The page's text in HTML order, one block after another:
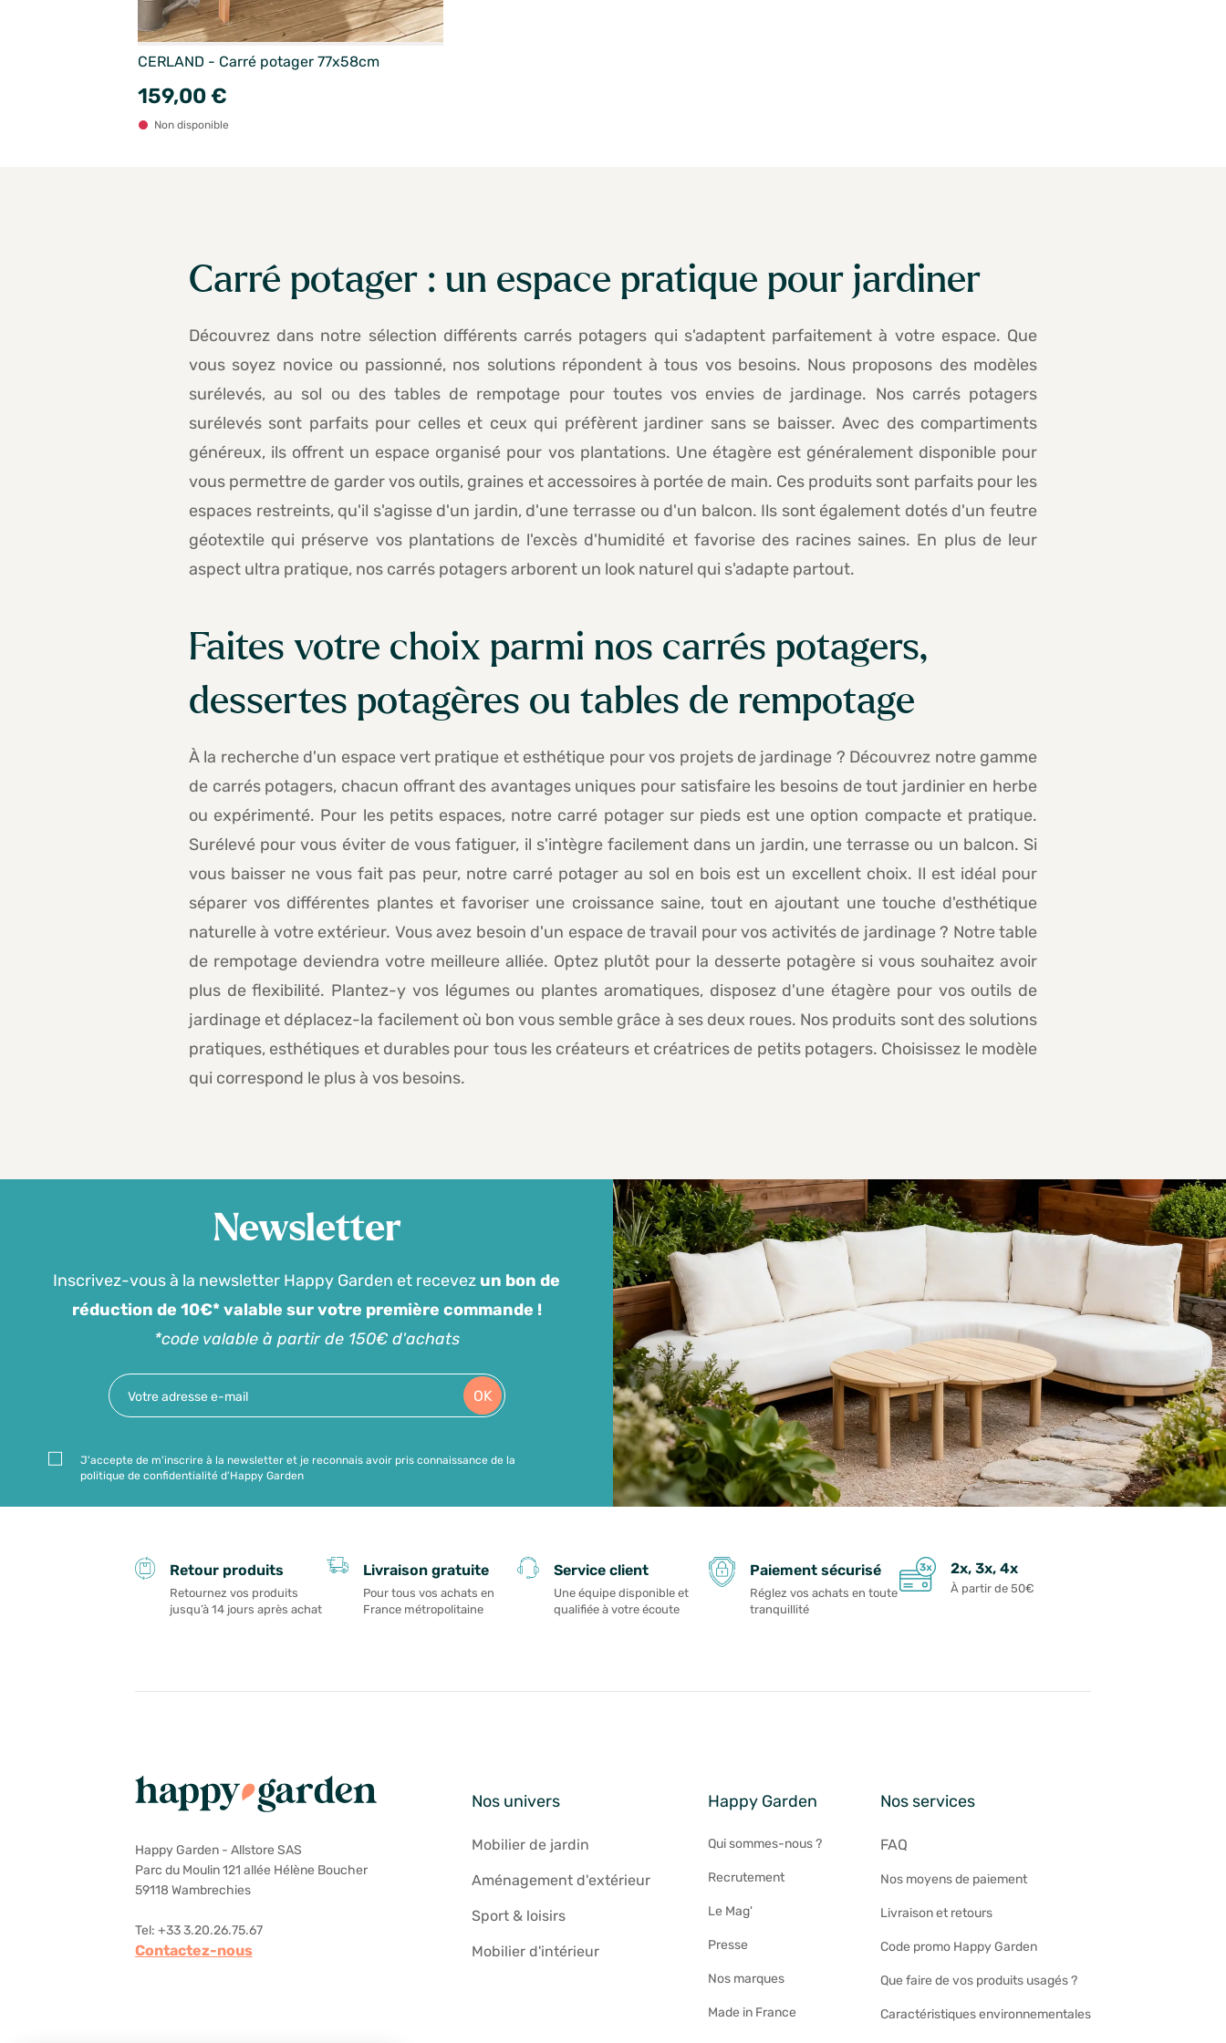
CERLAND - Carré potager 77x58cm
159,00 €
Non disponible
Carré potager : un espace pratique pour jardiner
Découvrez dans notre sélection différents carrés potagers qui s'adaptent parfaitement à votre espace. Que
vous soyez novice ou passionné, nos solutions répondent à tous vos besoins. Nous proposons des modèles
surélevés, au sol ou des tables de rempotage pour toutes vos envies de jardinage. Nos carrés potagers
surélevés sont parfaits pour celles et ceux qui préfèrent jardiner sans se baisser. Avec des compartiments
généreux, ils offrent un espace organisé pour vos plantations. Une étagère est généralement disponible pour
vous permettre de garder vos outils, graines et accessoires à portée de main. Ces produits sont parfaits pour les
espaces restreints, qu'il s'agisse d'un jardin, d'une terrasse ou d'un balcon. Ils sont également dotés d'un feutre
géotextile qui préserve vos plantations de l'excès d'humidité et favorise des racines saines. En plus de leur
aspect ultra pratique, nos carrés potagers arborent un look naturel qui s'adapte partout.
Faites votre choix parmi nos carrés potagers,
dessertes potagères ou tables de rempotage
À la recherche d'un espace vert pratique et esthétique pour vos projets de jardinage ? Découvrez notre gamme
de carrés potagers, chacun offrant des avantages uniques pour satisfaire les besoins de tout jardinier en herbe
ou expérimenté. Pour les petits espaces, notre carré potager sur pieds est une option compacte et pratique.
Surélevé pour vous éviter de vous fatiguer, il s'intègre facilement dans un jardin, une terrasse ou un balcon. Si
vous baisser ne vous fait pas peur, notre carré potager au sol en bois est un excellent choix. Il est idéal pour
séparer vos différentes plantes et favoriser une croissance saine, tout en ajoutant une touche d'esthétique
naturelle à votre extérieur. Vous avez besoin d'un espace de travail pour vos activités de jardinage ? Notre table
de rempotage deviendra votre meilleure alliée. Optez plutôt pour la desserte potagère si vous souhaitez avoir
plus de flexibilité. Plantez-y vos légumes ou plantes aromatiques, disposez d'une étagère pour vos outils de
jardinage et déplacez-la facilement où bon vous semble grâce à ses deux roues. Nos produits sont des solutions
pratiques, esthétiques et durables pour tous les créateurs et créatrices de petits potagers. Choisissez le modèle
qui correspond le plus à vos besoins.
Newsletter
Inscrivez-vous à la newsletter Happy Garden et recevez un bon de
réduction de 10€* valable sur votre première commande !
*code valable à partir de 150€ d'achats
OK
J'accepte de m'inscrire à la newsletter et je reconnais avoir pris connaissance de la
politique de confidentialité d'Happy Garden
Retour produits
Retournez vos produits
jusqu’à 14 jours après achat
Livraison gratuite
Pour tous vos achats en
France métropolitaine
Service client
Une équipe disponible et
qualifiée à votre écoute
Paiement sécurisé
Réglez vos achats en toute
tranquillité
2x, 3x, 4x
À partir de 50€
Happy Garden - Allstore SAS
Parc du Moulin 121 allée Hélène Boucher
59118 Wambrechies
Tel: +33 3.20.26.75.67
Contactez-nous
Nos univers
Mobilier de jardin
Aménagement d'extérieur
Sport & loisirs
Mobilier d'intérieur
Happy Garden
Qui sommes-nous ?
Recrutement
Le Mag'
Presse
Nos marques
Made in France
Nos services
FAQ
Nos moyens de paiement
Livraison et retours
Code promo Happy Garden
Que faire de vos produits usagés ?
Caractéristiques environnementales